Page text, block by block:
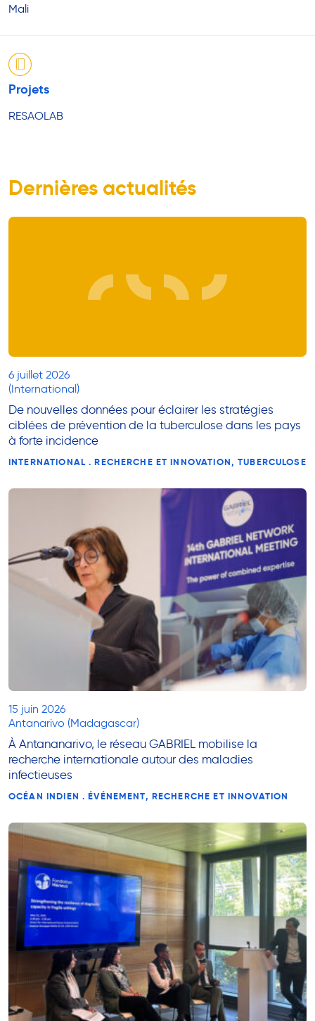
Mali
Projets
RESAOLAB
Dernières actualités
6 juillet 2026
(International)
De nouvelles données pour éclairer les stratégies
ciblées de prévention de la tuberculose dans les pays
à forte incidence
INTERNATIONAL . RECHERCHE ET INNOVATION, TUBERCULOSE
15 juin 2026
Antanarivo (Madagascar)
À Antananarivo, le réseau GABRIEL mobilise la
recherche internationale autour des maladies
infectieuses
OCÉAN INDIEN . ÉVÉNEMENT, RECHERCHE ET INNOVATION